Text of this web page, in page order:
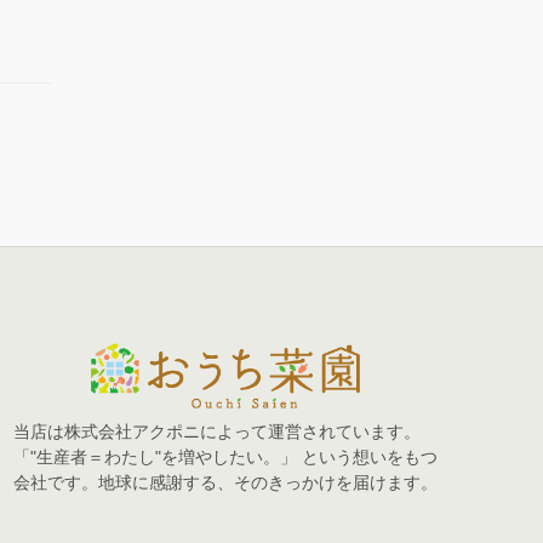
当店は株式会社アクポニによって運営されています。
「"生産者＝わたし"を増やしたい。」 という想いをもつ
会社です。地球に感謝する、そのきっかけを届けます。